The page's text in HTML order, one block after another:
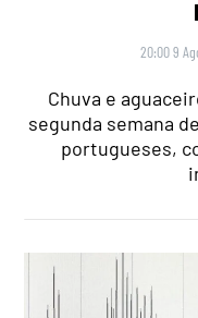
20:00 9
Chuva e
segunda semana
portugueses,